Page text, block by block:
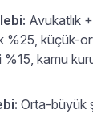
Avukatlık
%25, küçük-
kamu
Orta-büyük